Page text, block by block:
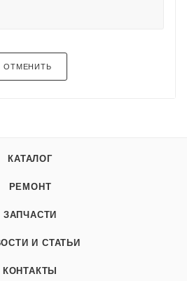
ОТМЕНИТЬ
КАТАЛОГ
РЕМОНТ
ЗАПЧАСТИ
И СТАТЬИ
КОНТАКТЫ